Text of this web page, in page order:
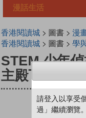
漫話生活
香港閱讀城> 圖書 > 漫
香港閱讀城> 圖書 > 學
STEM 少年
主殿下
請登入以享受
過」繼續瀏覽。